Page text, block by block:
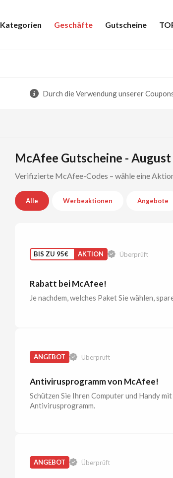
Kategorien Geschäfte Gutscheine
Durch die Verwendung unserer
McAfee Gutscheine -
Verifizierte McAfee-Codes – wähle eine
Alle Werbeaktionen Angebote
BIS ZU 95€ AKTION Überprüft
Rabatt bei McAfee!
Je nachdem, welches Paket Sie wählen,
ANGEBOT Überprüft
Antivirusprogramm von McAfee!
Schützen Sie Ihren Computer und Handy
Antivirusprogramm.
ANGEBOT Überprüft